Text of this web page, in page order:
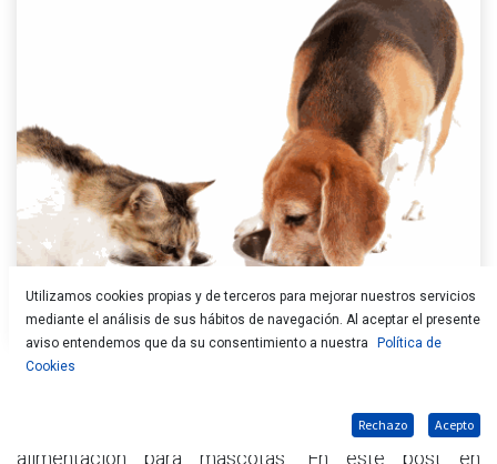
todos los niveles, ya sea alimentación humana como
alimentación para mascotas. En este post en
Utilizamos cookies propias y de terceros para mejorar nuestros servicios
mediante el análisis de sus hábitos de navegación. Al aceptar el presente
aviso entendemos que da su consentimiento a nuestra
Política de
Cookies
Rechazo Acepto